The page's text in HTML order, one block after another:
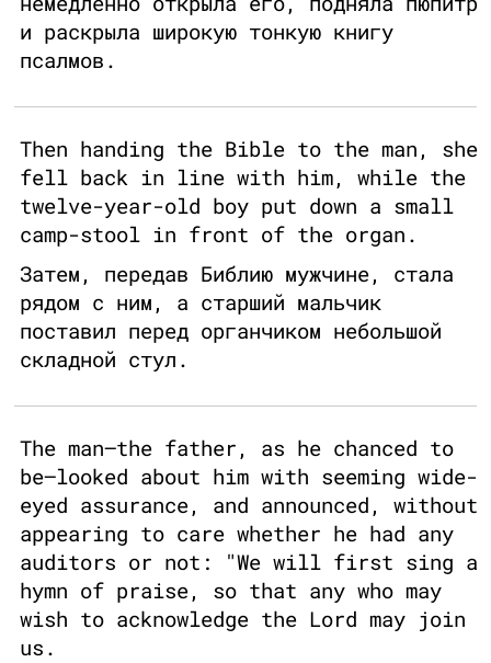
и раскрыла широкую тонкую книгу
псалмов.
Then handing the Bible to the man, she
fell back in line with him, while the
twelve-year-old boy put down a small
camp-stool in front of the organ.
Затем, передав Библию мужчине, стала
рядом с ним, а старший мальчик
поставил перед органчиком небольшой
складной стул.
The man—the father, as he chanced to
be—looked about him with seeming wide-
eyed assurance, and announced, without
appearing to care whether he had any
auditors or not: "We will first sing a
hymn of praise, so that any who may
wish to acknowledge the Lord may join
us.